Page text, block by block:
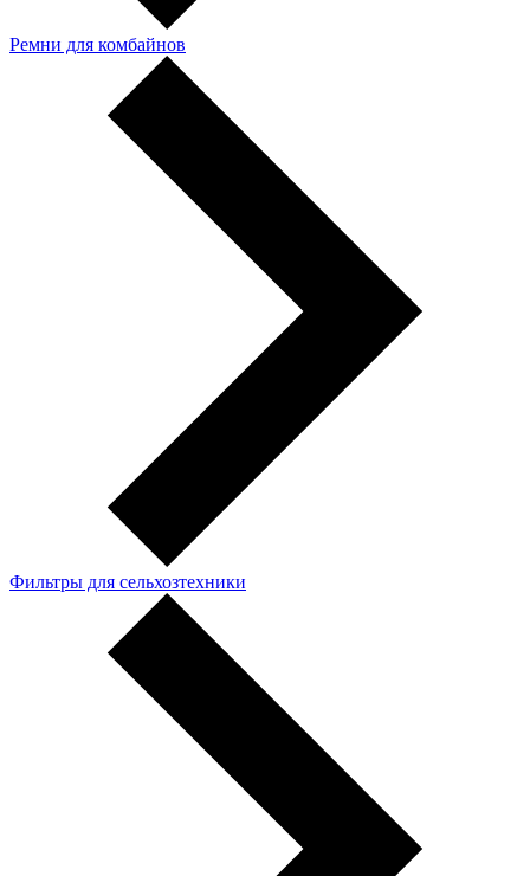
Ремни для комбайнов
Фильтры для сельхозтехники